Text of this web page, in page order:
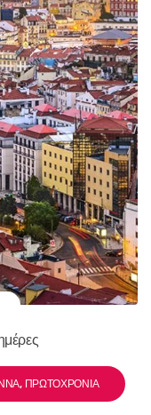
ΠΡΩΤΟΧΡΟΝΙΆ